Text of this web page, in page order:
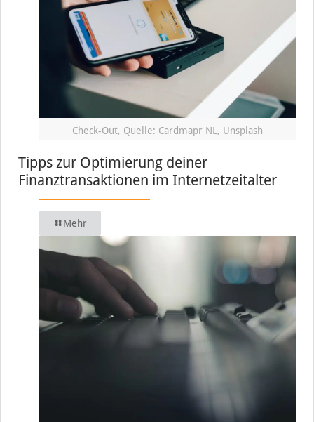
Check-Out, Quelle: Cardmapr NL, Unsplash
Tipps zur Optimierung deiner
Finanztransaktionen im Internetzeitalter
Mehr